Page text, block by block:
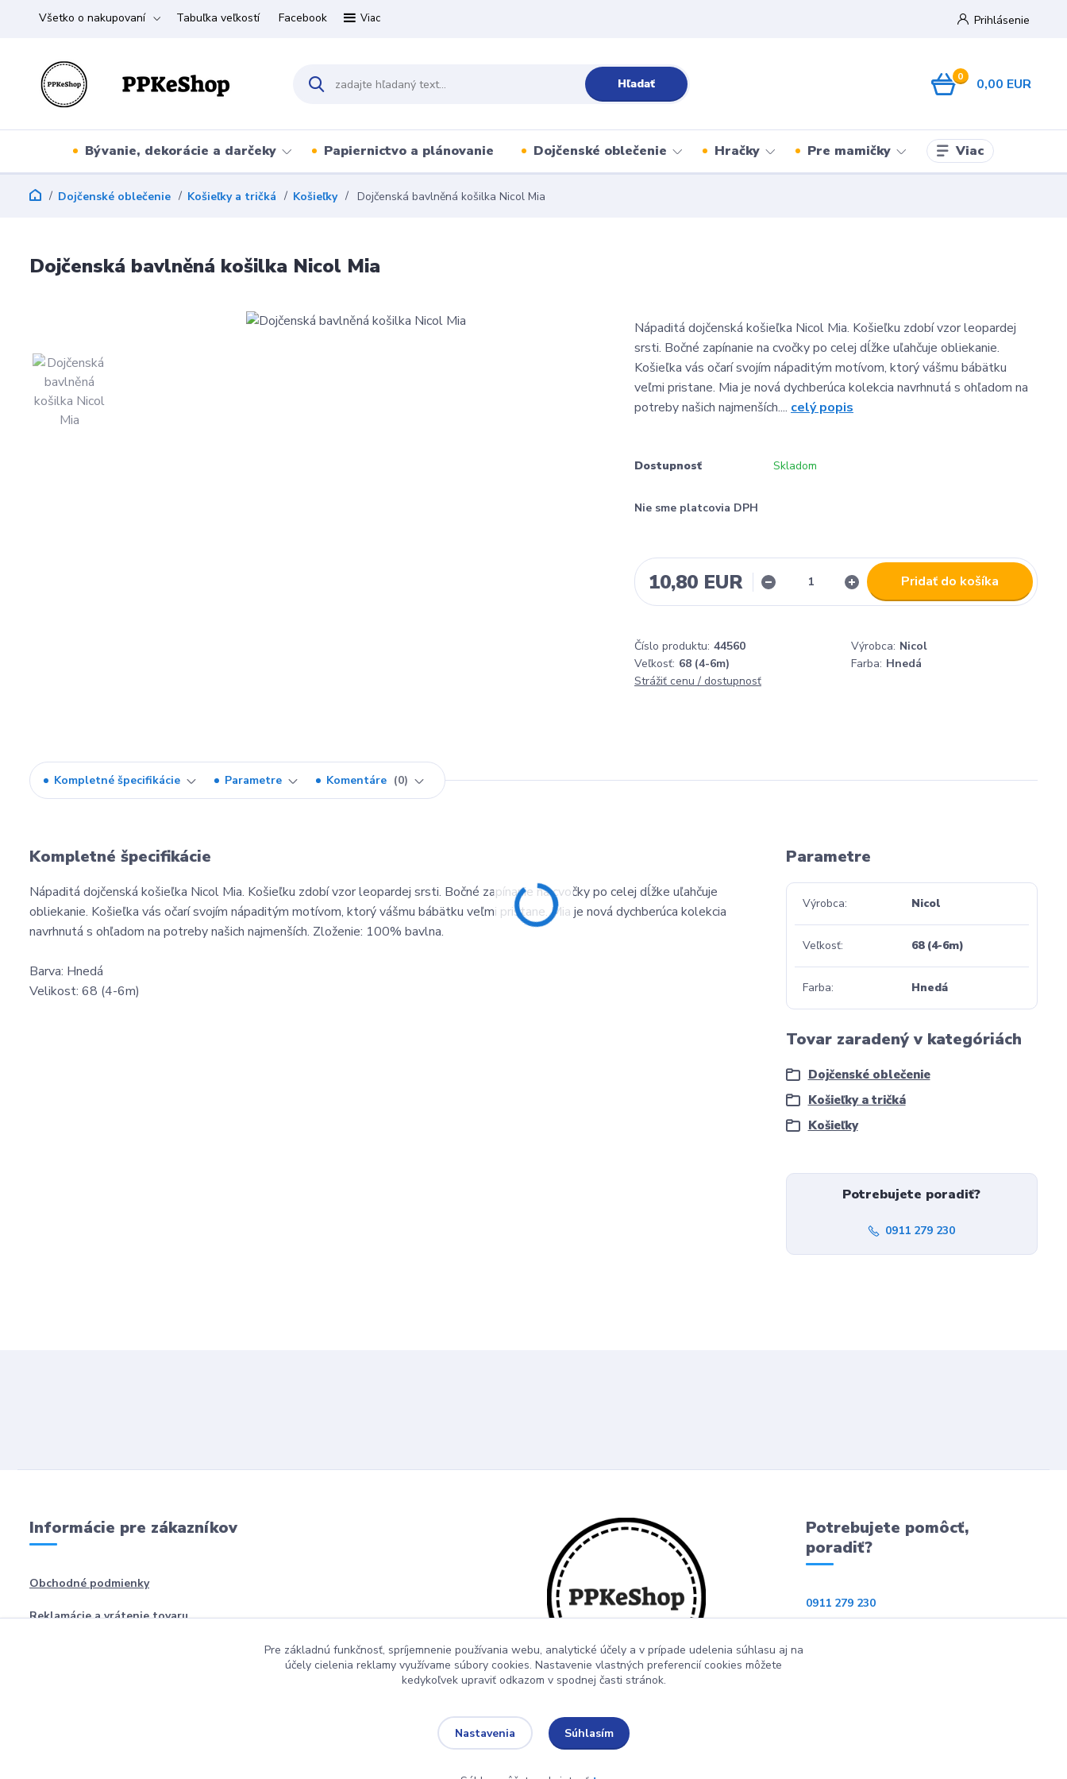
Všetko o nakupovaní Tabuľka veľkostí Facebook Viac Prihlásenie
Hľadať 0 0,00 EUR
Bývanie, dekorácie a darčeky Papiernictvo a plánovanie Dojčenské oblečenie Hračky Pre mamičky Viac
Dojčenské oblečenie Košieľky a tričká Košieľky Dojčenská bavlněná košilka Nicol Mia
Dojčenská bavlněná košilka Nicol Mia
Nápaditá dojčenská košieľka Nicol Mia. Košieľku zdobí vzor leopardej
srsti. Bočné zapínanie na cvočky po celej dĺžke uľahčuje obliekanie.
Košieľka vás očarí svojím nápaditým motívom, ktorý vášmu bábätku
veľmi pristane. Mia je nová dychberúca kolekcia navrhnutá s ohľadom na
potreby našich najmenších.... celý popis
Dostupnosť Skladom
Nie sme platcovia DPH
10,80 EUR Pridať do košíka
Číslo produktu: 44560 Výrobca: Nicol
Veľkosť: 68 (4-6m) Farba: Hnedá
Strážiť cenu / dostupnosť
Kompletné špecifikácie Parametre Komentáre 0
Kompletné špecifikácie
Nápaditá dojčenská košieľka Nicol Mia. Košieľku zdobí vzor leopardej srsti. Bočné zapínanie na cvočky po celej dĺžke uľahčuje
obliekanie. Košieľka vás očarí svojím nápaditým motívom, ktorý vášmu bábätku veľmi pristane. Mia je nová dychberúca kolekcia
navrhnutá s ohľadom na potreby našich najmenších. Zloženie: 100% bavlna.
Barva: Hnedá
Velikost: 68 (4-6m)
Parametre
Výrobca Nicol
Veľkosť 68 (4-6m)
Farba Hnedá
Tovar zaradený v kategóriách
Dojčenské oblečenie
Košieľky a tričká
Košieľky
Potrebujete poradiť?
0911 279 230
Informácie pre zákazníkov
Obchodné podmienky
Reklamácie a vrátenie tovaru
Potrebujete pomôcť,
poradiť?
0911 279 230
Pre základnú funkčnosť, spríjemnenie používania webu, analytické účely a v prípade udelenia súhlasu aj na
účely cielenia reklamy využívame súbory cookies. Nastavenie vlastných preferencií cookies môžete
kedykoľvek upraviť odkazom v spodnej časti stránok.
Nastavenia Súhlasím